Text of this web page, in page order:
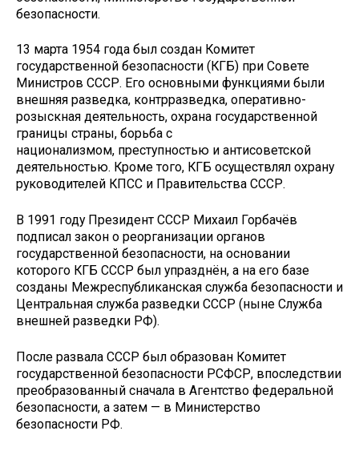
безопасности.
13 марта 1954 года был создан Комитет
государственной безопасности (КГБ) при Совете
Министров СССР. Его основными функциями были
внешняя разведка, контрразведка, оперативно-
розыскная деятельность, охрана государственной
границы страны, борьба с
национализмом, преступностью и антисоветской
деятельностью. Кроме того, КГБ осуществлял охрану
руководителей КПСС и Правительства СССР.
В 1991 году Президент СССР Михаил Горбачёв
подписал закон о реорганизации органов
государственной безопасности, на основании
которого КГБ СССР был упразднён, а на его базе
созданы Межреспубликанская служба безопасности и
Центральная служба разведки СССР (ныне Служба
внешней разведки РФ).
После развала СССР был образован Комитет
государственной безопасности РСФСР, впоследствии
преобразованный сначала в Агентство федеральной
безопасности, а затем — в Министерство
безопасности РФ.